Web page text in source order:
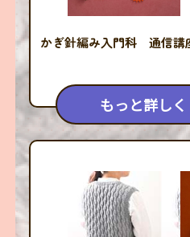
かぎ針編み入門科 通信
もっと詳し